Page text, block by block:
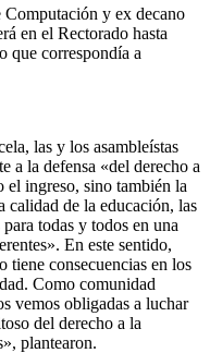
y ex decano
en el Rectorado hasta
que correspondía a
las y los asambleístas
a la defensa «del derecho a
ingreso, sino también la
calidad de la educación, las
todas y todos en una
En este sentido,
tiene consecuencias en los
Como comunidad
vemos obligadas a luchar
del derecho a la
plantearon.